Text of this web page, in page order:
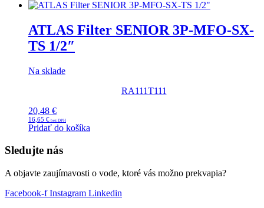
ATLAS Filter SENIOR 3P-MFO-SX-
TS 1/2″
Na sklade
RA111T111
20,48 €
16,65 €
Pridať do košíka
Sledujte nás
A objavte zaujímavosti o vode, ktoré vás možno prekvapia?
Facebook-f Instagram Linkedin